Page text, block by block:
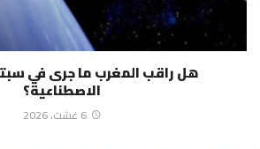
هل راقب المغرب ما جرى في
الاصطناعية؟
6 غشت، 2026